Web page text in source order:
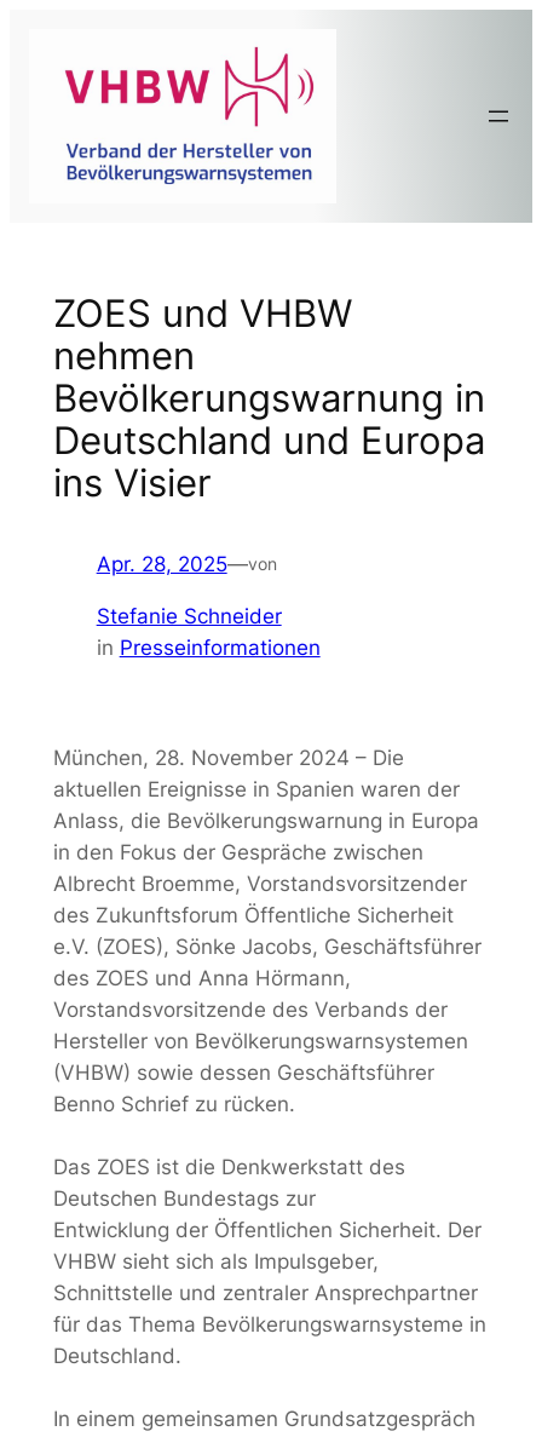
springen
ZOES und VHBW
nehmen
Bevölkerungswarnung in
Deutschland und Europa
ins Visier
Apr. 28, 2025—von
Stefanie Schneider
in Presseinformationen
München, 28. November 2024 – Die
aktuellen Ereignisse in Spanien waren der
Anlass, die Bevölkerungswarnung in Europa
in den Fokus der Gespräche zwischen
Albrecht Broemme, Vorstandsvorsitzender
des Zukunftsforum Öffentliche Sicherheit
e.V. (ZOES), Sönke Jacobs, Geschäftsführer
des ZOES und Anna Hörmann,
Vorstandsvorsitzende des Verbands der
Hersteller von Bevölkerungswarnsystemen
(VHBW) sowie dessen Geschäftsführer
Benno Schrief zu rücken.
Das ZOES ist die Denkwerkstatt des
Deutschen Bundestags zur
Entwicklung der Öffentlichen Sicherheit. Der
VHBW sieht sich als Impulsgeber,
Schnittstelle und zentraler Ansprechpartner
für das Thema Bevölkerungswarnsysteme in
Deutschland.
In einem gemeinsamen Grundsatzgespräch